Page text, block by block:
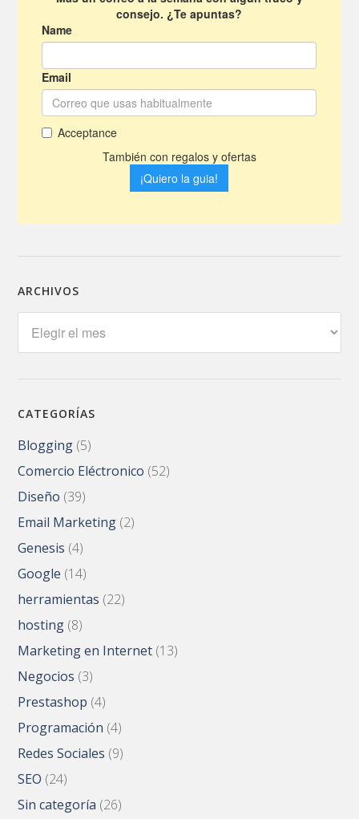
ARCHIVOS
CATEGORÍAS
Blogging (5)
Comercio Eléctronico (52)
Diseño (39)
Email Marketing (2)
Genesis (4)
Google (14)
herramientas (22)
hosting (8)
Marketing en Internet (13)
Negocios (3)
Prestashop (4)
Programación (4)
Redes Sociales (9)
SEO (24)
Sin categoría (26)